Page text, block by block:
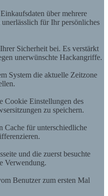
über mehrere
für Ihr persönliches
Sicherheit bei. Es verstärkt
unerwünschte Hackangriffe.
System die aktuelle Zeitzone
Cookie Einstellungen des
zu speichern.
Cache für unterschiedliche
und die zuerst besuchte
Verwendung.
Benutzer zum ersten Mal